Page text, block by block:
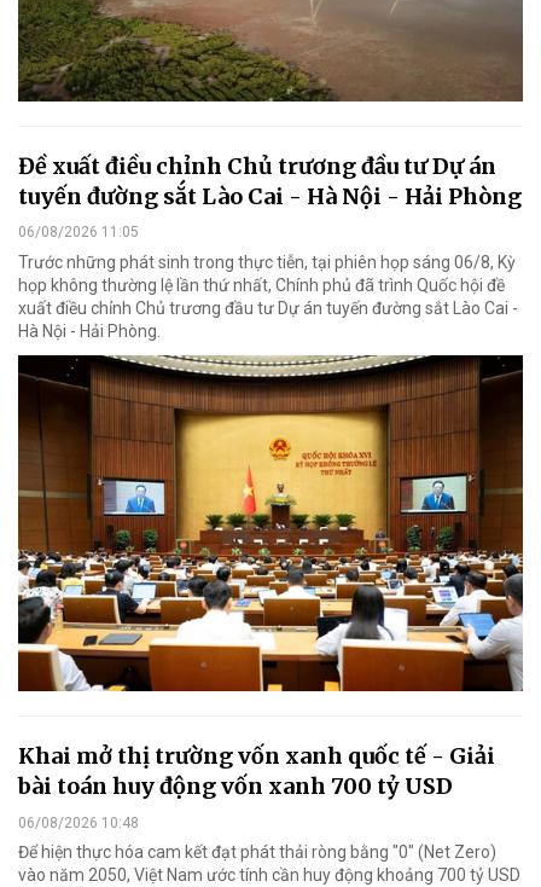
Đề xuất điều chỉnh Chủ trương đầu tư Dự án
tuyến đường sắt Lào Cai - Hà Nội - Hải Phòng
06/08/2026 11:05
Trước những phát sinh trong thực tiễn, tại phiên họp sáng 06/8, Kỳ
họp không thường lệ lần thứ nhất, Chính phủ đã trình Quốc hội đề
xuất điều chỉnh Chủ trương đầu tư Dự án tuyến đường sắt Lào Cai -
Hà Nội - Hải Phòng.
Khai mở thị trường vốn xanh quốc tế - Giải
bài toán huy động vốn xanh 700 tỷ USD
06/08/2026 10:48
Để hiện thực hóa cam kết đạt phát thải ròng bằng "0" (Net Zero)
vào năm 2050, Việt Nam ước tính cần huy động khoảng 700 tỷ USD